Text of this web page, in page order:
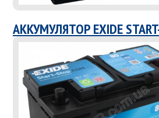
АККУМУЛЯТОР EXIDE